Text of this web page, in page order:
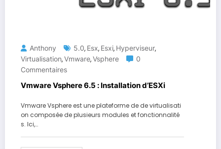
Anthony 5.0, Esx, Esxi, Hyperviseur,
Virtualisation,Vmware,Vsphere
0
Commentaires
Vmware Vsphere 6.5 : Installation d’ESXi
Vmware Vsphere est une plateforme de de virtualisati
on composée de plusieurs modules et fonctionnalité
s. Ici,…